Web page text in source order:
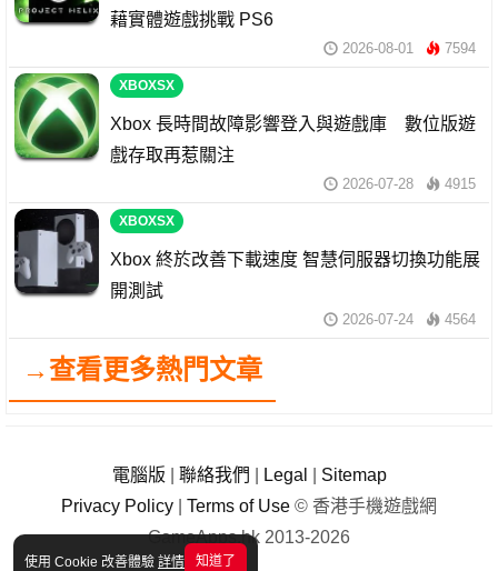
使用 Cookie 改善體驗 詳情 知道了
藉實體遊戲挑戰 PS6
2026-08-01 7594
XBOXSX
Xbox 長時間故障影響登入與遊戲庫 數位版遊
戲存取再惹關注
2026-07-28 4915
XBOXSX
Xbox 終於改善下載速度 智慧伺服器切換功能展
開測試
2026-07-24 4564
→查看更多熱門文章
電腦版 聯絡我們 Legal
Sitemap
Privacy Policy
Terms of Use © 香港手機遊戲網
GameApps.hk 2013-2026